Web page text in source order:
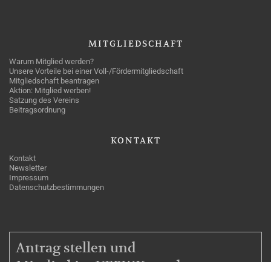
MITGLIEDSCHAFT
Warum Mitglied werden?
Unsere Vorteile bei einer Voll-/Fördermitgliedschaft
Mitgliedschaft beantragen
Aktion: Mitglied werben!
Satzung des Vereins
Beitragsordnung
KONTAKT
Kontakt
Newsletter
Impressum
Datenschutzbestimmungen
MITGLIEDSCHAFT
Antrag stellen und